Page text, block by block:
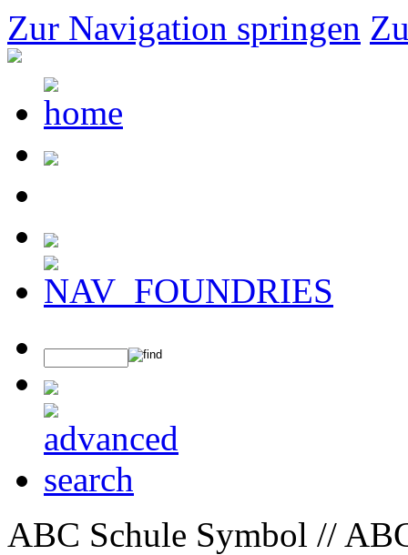
Zur Navigation springen
ABC Schule Symbol //